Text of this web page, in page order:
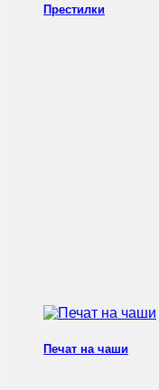
Престилки
Печат на чаши